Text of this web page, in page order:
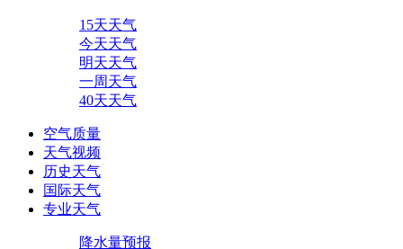
15天天气
今天天气
明天天气
一周天气
40天天气
空气质量
天气视频
历史天气
国际天气
专业天气
降水量预报